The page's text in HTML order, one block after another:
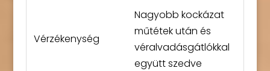
Vérzékenység
Nagyobb kockázat
műtétek után és
véralvadásgátlókkal
együtt szedve